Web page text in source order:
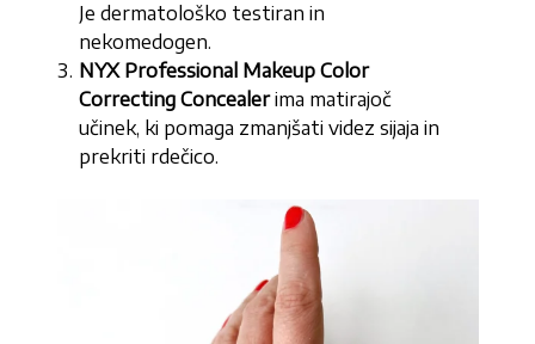
Je dermatološko testiran in
nekomedogen.
NYX Professional Makeup Color
Correcting Concealerima matirajoč
učinek, ki pomaga zmanjšati videz sijaja in
prekriti rdečico.